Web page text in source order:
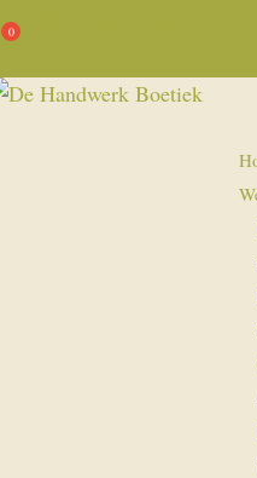
Algemene Voorwaarden